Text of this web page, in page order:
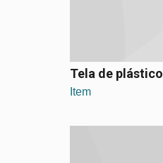
Tela de plástico
Item